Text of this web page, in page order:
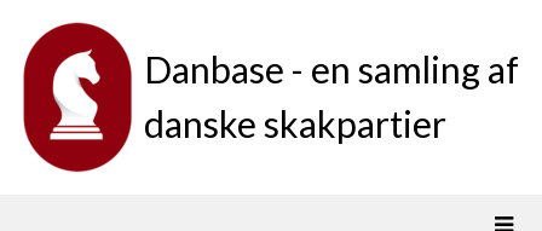
Danbase - en samling af
danske skakpartier